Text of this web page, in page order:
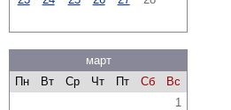
март
Пн
Вт Ср Чт Пт Сб
Вс
1